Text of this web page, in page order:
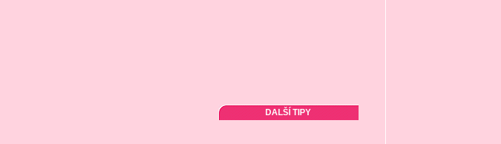
DALŠÍ TIPY